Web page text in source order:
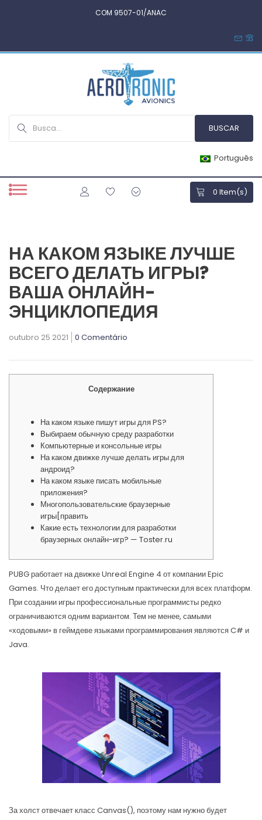
COM 9507-01/ANAC
Português
0 Item(s)
НА КАКОМ ЯЗЫКЕ ЛУЧШЕ
ВСЕГО ДЕЛАТЬ ИГРЫ?
ВАША ОНЛАЙН-
ЭНЦИКЛОПЕДИЯ
outubro 25 2021 0 Comentário
Содержание
На каком языке пишут игры для PS?
Выбираем обычную среду разработки
Компьютерные и консольные игры
На каком движке лучше делать игры для
андроид?
На каком языке писать мобильные
приложения?
Многопользовательские браузерные
игры[править
Какие есть технологии для разработки
браузерных онлайн-игр? — Toster.ru
PUBG работает на движке Unreal Engine 4 от компании Epic
Games. Что делает его доступным практически для всех платформ.
При создании игры профессиональные программисты редко
ограничиваются одним вариантом. Тем не менее, самыми
«ходовыми» в геймдеве языками программирования являются C# и
Java.
За холст отвечает класс Canvas(), поэтому нам нужно будет